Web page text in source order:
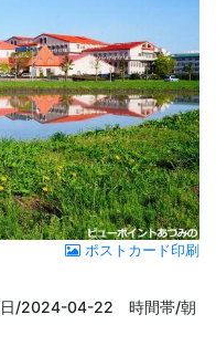
ポストカード印刷
/2024-04-22 時間帯/朝